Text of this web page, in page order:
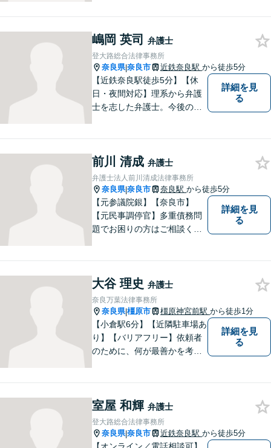
報をご提供します！少しでも
疑問をお持ちの方は、まずご
相談を！
嶋岡 英司 弁護士
登大路総合法律事務所
奈良県|奈良市 近鉄奈良駅 から徒歩5分
【近鉄奈良駅徒歩5分】【休
日・夜間対応】理系から弁護
士を志した弁護士。今後の生
無料相談をご利用ください。
【Zoom相談可】
詳細を見
る
前川 清成 弁護士
弁護士法人前川清成法律事務所
奈良県|奈良市 奈良駅 から徒歩5分
【元参議院銀】【奈良市】
【元民事調停官】多重債務問
題でお困りの方はご相談くだ
たら、一度ご相談ください。
詳細を見
る
大谷 理史 弁護士
奈良万葉法律事務所
奈良県|橿原市 橿原神宮前駅 から徒歩1分
【小倉駅6分】【近隣駐車場あ
り】【バリアフリー】依頼者
のために、何が最善かを考
決策を提案し続けます。 よろ
しくお願いします。
詳細を見
る
室屋 和輝 弁護士
登大路総合法律事務所
奈良県|奈良市 近鉄奈良駅 から徒歩5分